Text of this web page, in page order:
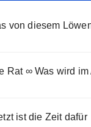
von diesem
Rat ∞ Was wird
ist die Zeit dafür